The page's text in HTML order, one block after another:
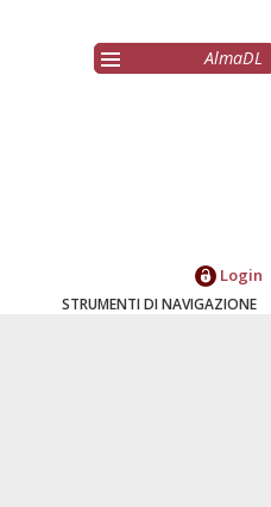
AlmaDL
Login
STRUMENTI DI NAVIGAZIONE